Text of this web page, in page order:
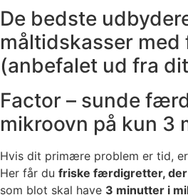
De bedste
måltidskasser
(anbefalet ud fra
Factor – sunde
mikroovn på kun 3
Hvis dit primære problem er tid, er
Her får du friske færdigretter,
som blot skal have 3 minutter i